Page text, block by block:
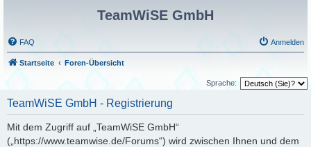
TeamWiSE GmbH
FAQ Anmelden
Startseite Foren-Übersicht
Sprache:
TeamWiSE GmbH - Registrierung
Mit dem Zugriff auf „TeamWiSE GmbH“
(„https://www.teamwise.de/Forums“) wird zwischen Ihnen und dem